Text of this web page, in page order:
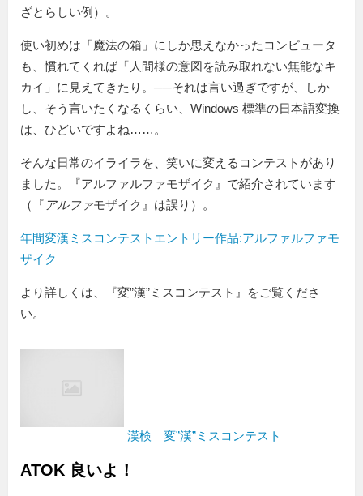
ざとらしい例）。
使い初めは「魔法の箱」にしか思えなかったコンピュータ
も、慣れてくれば「人間様の意図を読み取れない無能なキ
カイ」に見えてきたり。──それは言い過ぎですが、しか
し、そう言いたくなるくらい、Windows 標準の日本語変換
は、ひどいですよね……。
そんな日常のイライラを、笑いに変えるコンテストがあり
ました。『アルファルファモザイク』で紹介されています
（『 アルファモザイク』は誤り）。
年間変漢ミスコンテストエントリー作品:アルファルファモ
ザイク
より詳しくは、『変”漢”ミスコンテスト』をご覧くださ
い。
漢検 変”漢”ミスコンテスト
ATOK 良いよ！